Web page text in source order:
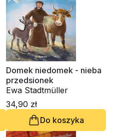
Domek niedomek - nieba
przedsionek
Ewa Stadtmüller
34,90 zł
Do koszyka